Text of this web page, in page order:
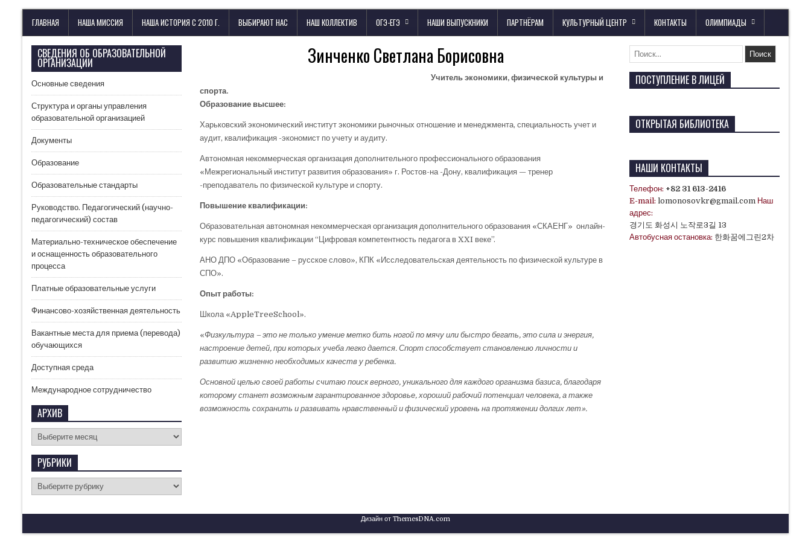
Лицей имени М. В. Ломоносова
с изучением иностранных языков
ГЛАВНАЯ НАША МИССИЯ НАША ИСТОРИЯ С 2010 Г. ВЫБИРАЮТ НАС НАШ КОЛЛЕКТИВ ОГЭ-ЕГЭ НАШИ ВЫПУСКНИКИ ПАРТНЁРАМ КУЛЬТУРНЫЙ ЦЕНТР КОНТАКТЫ ОЛИМПИАДЫ
Зинченко Светлана Борисовна
Учитель экономики, физической культуры и
спорта.
Образование высшее:
Харьковский экономический институт экономики рыночных отношение и менеджмента, специальность учет и
аудит, квалификация -экономист по учету и аудиту.
Автономная некоммерческая организация дополнительного профессионального образования
«Межрегиональный институт развития образования» г. Ростов-на -Дону, квалификация — тренер
-преподаватель по физической культуре и спорту.
Повышение квалификации:
Образовательная автономная некоммерческая организация дополнительного образования «СКАЕНГ» онлайн-
курс повышения квалификации “Цифровая компетентность педагога в XXI веке”.
АНО ДПО «Образование – русское слово», КПК «Исследовательская деятельность по физической культуре в
СПО».
Опыт работы:
Школа «AppleTreeSchool».
«Физкультура – это не только умение метко бить ногой по мячу или быстро бегать, это сила и энергия,
настроение детей, при которых учеба легко дается. Спорт способствует становлению личности и
развитию жизненно необходимых качеств у ребенка.
Основной целью своей работы считаю поиск верного, уникального для каждого организма базиса, благодаря
которому станет возможным гарантированное здоровье, хороший рабочий потенциал человека, а также
возможность сохранить и развивать нравственный и физический уровень на протяжении долгих лет».
СВЕДЕНИЯ ОБ ОБРАЗОВАТЕЛЬНОЙ
ОРГАНИЗАЦИИ
Основные сведения
Структура и органы управления
образовательной организацией
Документы
Образование
Образовательные стандарты
Руководство. Педагогический (научно-
педагогический) состав
Материально-техническое обеспечение
и оснащенность образовательного
процесса
Платные образовательные услуги
Финансово-хозяйственная деятельность
Вакантные места для приема (перевода)
обучающихся
Доступная среда
Международное сотрудничество
АРХИВ
РУБРИКИ
ПОСТУПЛЕНИЕ В ЛИЦЕЙ
ОТКРЫТАЯ БИБЛИОТЕКА
НАШИ КОНТАКТЫ
Телефон: +82 31 613-2416
E-mail: lomonosovkr@gmail.com Наш
адрес:
경기도 화성시 노작로3길 13
Автобусная остановка: 한화꿈에그린2차
Дизайн от ThemesDNA.com